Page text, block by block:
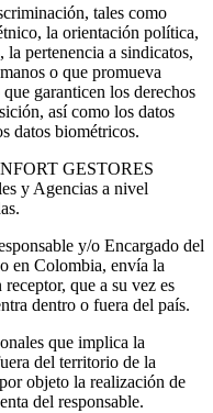
tales como
la orientación política,
pertenencia a sindicatos,
o que promueva
garanticen los derechos
así como los datos
datos biométricos.
GESTORES
y Agencias a nivel
y/o Encargado del
en Colombia, envía la
que a su vez es
dentro o fuera del país.
que implica la
del territorio de la
objeto la realización de
del responsable.